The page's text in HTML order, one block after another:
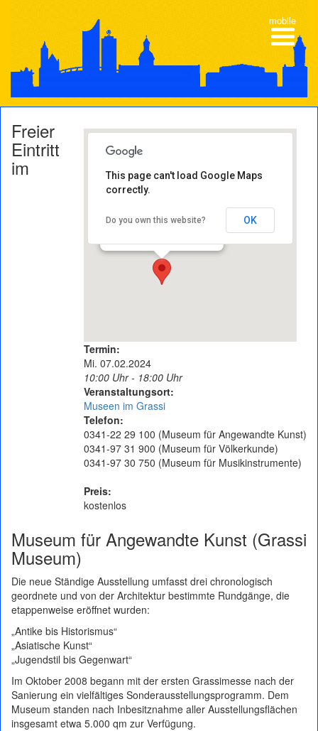
Leipzig
This page can't load Google Maps
correctly.
Do you own this website? OK
Termin:
Mi. 07.02.2024
10:00 Uhr - 18:00 Uhr
Veranstaltungsort:
Museen im Grassi
Telefon:
0341-22 29 100 (Museum für Angewandte Kunst)
0341-97 31 900 (Museum für Völkerkunde)
0341-97 30 750 (Museum für Musikinstrumente)
Preis:
kostenlos
Freier
Eintritt
im
Museum für Angewandte Kunst (Grassi
Museum)
Die neue Ständige Ausstellung umfasst drei chronologisch
geordnete und von der Architektur bestimmte Rundgänge, die
etappenweise eröffnet wurden:
„Antike bis Historismus“
„Asiatische Kunst“
„Jugendstil bis Gegenwart“
Im Oktober 2008 begann mit der ersten Grassimesse nach der
Sanierung ein vielfältiges Sonderausstellungsprogramm. Dem
Museum standen nach Inbesitznahme aller Ausstellungsflächen
insgesamt etwa 5.000 qm zur Verfügung.
mobile